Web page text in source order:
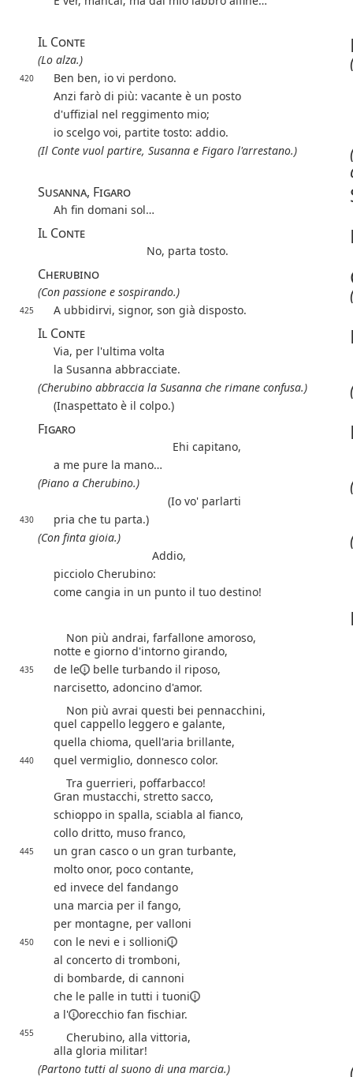
Il Conte
(Lo alza.)
420
Ben ben, io vi perdono.
Anzi farò di più: vacante è un posto
d'uffizial nel reggimento mio;
io scelgo voi, partite tosto: addio.
(Il Conte vuol partire, Susanna e Figaro l'arrestano.)
Susanna, Figaro
Ah fin domani sol…
Il Conte
No, parta tosto.
Cherubino
(Con passione e sospirando.)
425 A ubbidirvi, signor, son già disposto.
Il Conte
Via, per l'ultima volta
la Susanna abbracciate.
(Cherubino abbraccia la Susanna che rimane confusa.)
(Inaspettato è il colpo.)
Figaro
Ehi capitano,
a me pure la mano…
(Piano a Cherubino.)
(Io vo' parlarti
430
pria che tu parta.)
(Con finta gioia.)
Addio,
picciolo Cherubino:
come cangia in un punto il tuo destino!
Non più andrai, farfallone amoroso,
notte e giorno d'intorno girando,
435 de le
belle turbando il riposo,
narcisetto, adoncino d'amor.
Non più avrai questi bei pennacchini,
quel cappello leggero e galante,
quella chioma, quell'aria brillante,
440
quel vermiglio, donnesco color.
Tra guerrieri, poffarbacco!
Gran mustacchi, stretto sacco,
schioppo in spalla, sciabla al fianco,
collo dritto, muso franco,
445
un gran casco o un gran turbante,
molto onor, poco contante,
ed invece del fandango
una marcia per il fango,
per montagne, per valloni
450 con le nevi e i sollioni
al concerto di tromboni,
di bombarde, di cannoni
che le palle in tutti i tuoni
a l'
orecchio fan fischiar.
455
Cherubino, alla vittoria,
alla gloria militar!
(Partono tutti al suono di una marcia.)